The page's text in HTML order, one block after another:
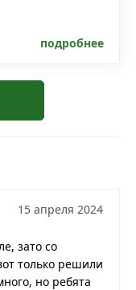
подробнее
15 апреля 2024
зато со
только решили
но ребята